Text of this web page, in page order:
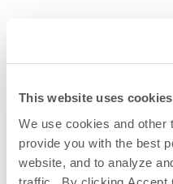
This website uses cookies
We use cookies and other
provide you with the best
website, and to analyze